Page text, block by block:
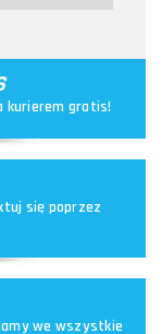
kurierem gratis!
się poprzez
we wszystkie